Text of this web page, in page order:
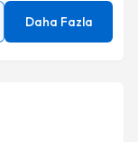
Daha Fazla